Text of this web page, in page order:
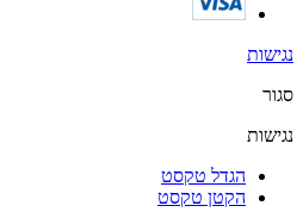
נגישות
סגור
נגישות
הגדל טקסט
הקטן טקסט